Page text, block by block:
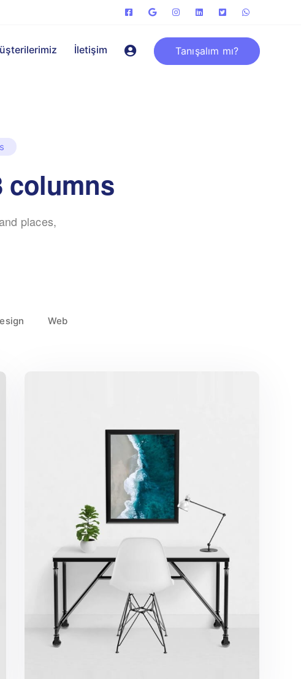
İletişim Tanışalım mı?
columns
places,
Web
Minimalist Desk